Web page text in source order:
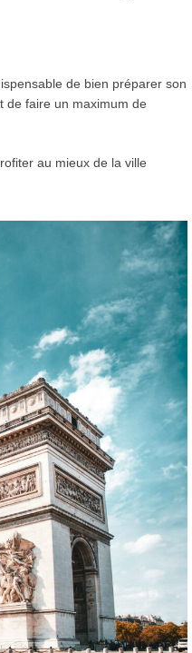
de bien préparer son
de faire un maximum de
au mieux de la ville